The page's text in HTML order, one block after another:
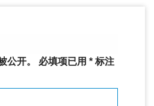
公开。 必填项已用 * 标注